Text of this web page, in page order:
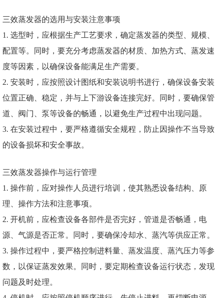
三效蒸发器的选用与安装注意事项
1. 选型时，应根据生产工艺要求，确定蒸发器的类型、规模、
配置等。同时，要充分考虑蒸发器的材质、加热方式、蒸发速
度等因素，以确保设备能满足生产需要。
2. 安装时，应按照设计图纸和安装说明书进行，确保设备安装
位置正确、稳定，并与上下游设备连接完好。同时，要确保管
道、阀门、泵等设备的畅通，以避免生产过程中出现问题。
3. 在安装过程中，要严格遵循安全规程，防止因操作不当导致
的设备损坏和安全事故。
三效蒸发器操作与运行管理
1. 操作前，应对操作人员进行培训，使其熟悉设备结构、原
理、操作方法和注意事项。
2. 开机前，应检查设备各部件是否完好，管道是否畅通，电
源、气源是否正常。同时，要确保冷却水、蒸汽等供应正常。
3. 操作过程中，要严格控制进料量、蒸发温度、蒸汽压力等参
数，以保证蒸发效果。同时，要定期检查设备运行状态，发现
问题及时处理。